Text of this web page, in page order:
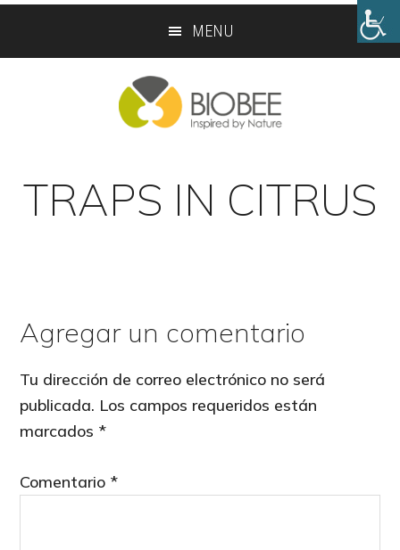
MENU
TRAPS IN CITRUS
Reader
Interactions
Agregar un comentario
Tu dirección de correo electrónico no será
publicada. Los campos requeridos están
marcados *
Comentario *